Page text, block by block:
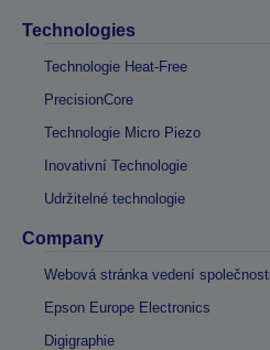
Technologies
Technologie Heat-Free
PrecisionCore
Technologie Micro Piezo
Inovativní Technologie
Udržitelné technologie
Company
Webová stránka vedení společnosti
Epson Europe Electronics
Digigraphie